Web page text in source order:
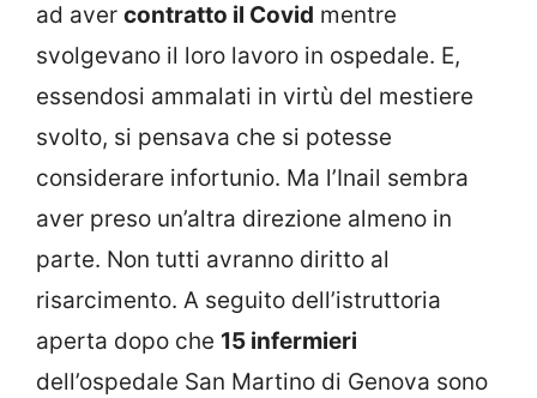
ad aver contratto il Covid mentre
svolgevano il loro lavoro in ospedale. E,
essendosi ammalati in virtù del mestiere
svolto, si pensava che si potesse
considerare infortunio. Ma l’Inail sembra
aver preso un’altra direzione almeno in
parte. Non tutti avranno diritto al
risarcimento. A seguito dell’istruttoria
aperta dopo che 15 infermieri
dell’ospedale San Martino di Genova sono